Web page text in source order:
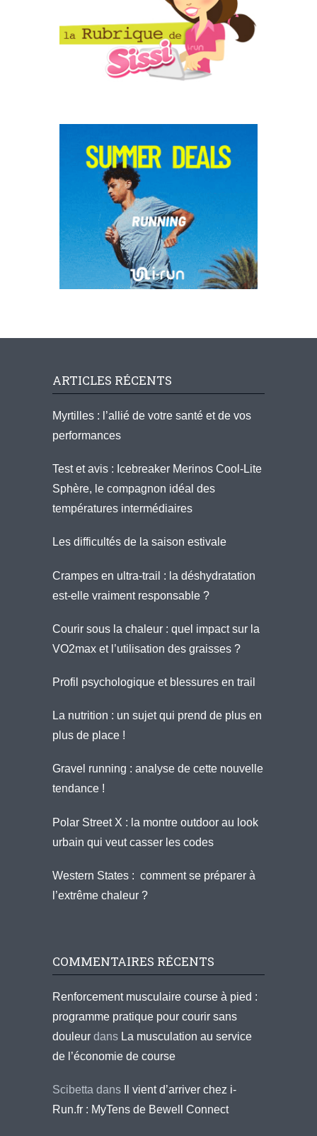
ARTICLES RÉCENTS
Myrtilles : l’allié de votre santé et de vos
performances
Test et avis : Icebreaker Merinos Cool-Lite
Sphère, le compagnon idéal des
températures intermédiaires
Les difficultés de la saison estivale
Crampes en ultra-trail : la déshydratation
est-elle vraiment responsable ?
Courir sous la chaleur : quel impact sur la
VO2max et l’utilisation des graisses ?
Profil psychologique et blessures en trail
La nutrition : un sujet qui prend de plus en
plus de place !
Gravel running : analyse de cette nouvelle
tendance !
Polar Street X : la montre outdoor au look
urbain qui veut casser les codes
Western States : comment se préparer à
l’extrême chaleur ?
COMMENTAIRES RÉCENTS
Renforcement musculaire course à pied :
programme pratique pour courir sans
douleur dans La musculation au service
de l’économie de course
Scibetta dans
Il vient d’arriver chez i-
Run.fr : MyTens de Bewell Connect